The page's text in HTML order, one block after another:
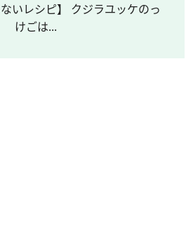
ないレシピ】 クジラユッケのっ
けごは...